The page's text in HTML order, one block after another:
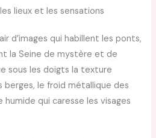
lieux et les sensations
d’images qui habillent les ponts,
la Seine de mystère et de
sous les doigts la texture
berges, le froid métallique des
qui caresse les visages